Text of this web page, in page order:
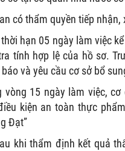
có thẩm quyền tiếp nhận,
hạn 05 ngày làm việc
tính hợp lệ của hồ sơ.
và yêu cầu cơ sở bổ
vòng 15 ngày làm việc,
kiện an toàn thực
Đạt”
khi thẩm định kết quả